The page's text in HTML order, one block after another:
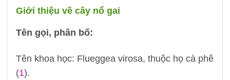
Giới thiệu về cây nổ gai
Tên gọi, phân bố:
Tên khoa học: Flueggea virosa, thuộc họ cà phê
(1).